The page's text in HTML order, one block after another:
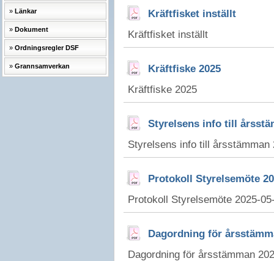
Länkar
Dokument
Ordningsregler DSF
Grannsamverkan
Kräftfisket inställt
Kräftfisket inställt
Kräftfiske 2025
Kräftfiske 2025
Styrelsens info till
Styrelsens info till årsstämman
Protokoll Styrelsemöte
Protokoll Styrelsemöte 2025-
Dagordning för
Dagordning för årsstämman